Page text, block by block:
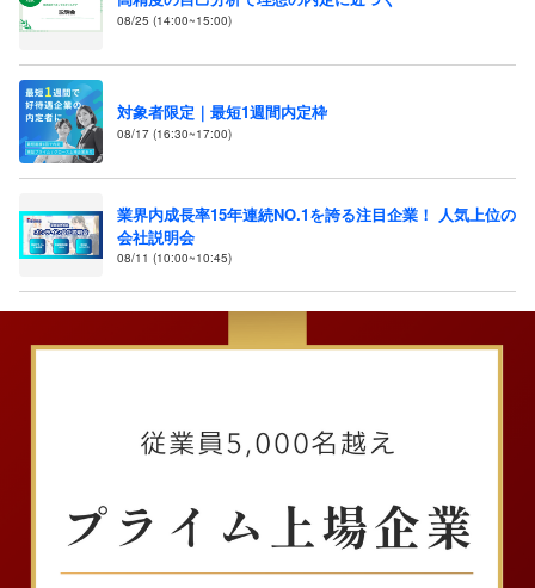
08/25 (14:00~15:00)
対象者限定｜最短1週間内定枠
08/17 (16:30~17:00)
業界内成長率15年連続NO.1を誇る注目企業！ 人気上位の
会社説明会
08/11 (10:00~10:45)